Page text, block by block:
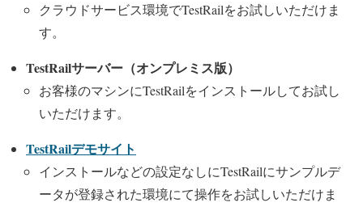
クラウドサービス環境でTestRailをお試しいただけま
す。
TestRailサーバー（オンプレミス版）
お客様のマシンにTestRailをインストールしてお試し
いただけます。
TestRailデモサイト
インストールなどの設定なしにTestRailにサンプルデ
ータが登録された環境にて操作をお試しいただけま